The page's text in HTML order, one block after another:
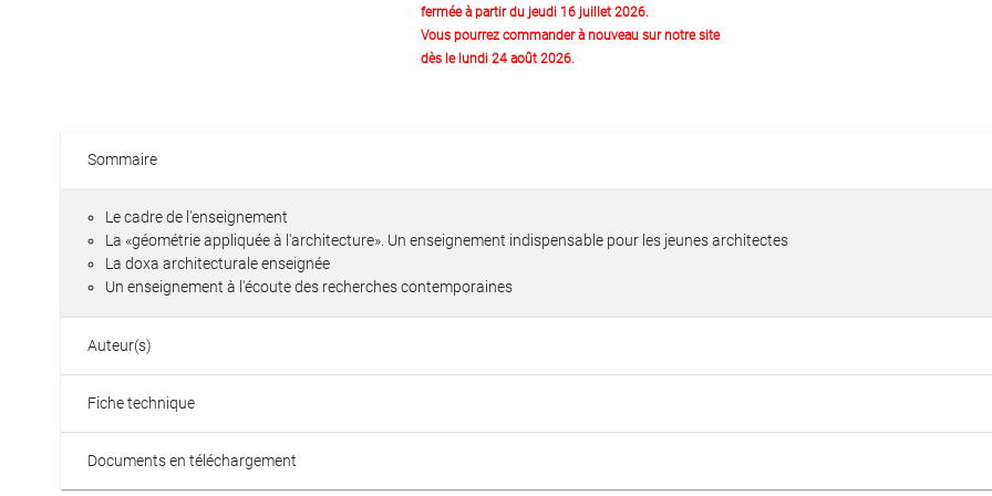
fermée à partir du jeudi 16 juillet 2026.
Vous pourrez commander à nouveau sur notre site
dès le lundi 24 août 2026.
Sommaire
Le cadre de l'enseignement
La «géométrie appliquée à l'architecture». Un enseignement indispensable pour les jeunes architectes
La doxa architecturale enseignée
Un enseignement à l'écoute des recherches contemporaines
Auteur(s)
Fiche technique
Documents en téléchargement